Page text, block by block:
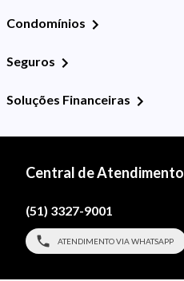
Condomínios
Seguros
Soluções Financeiras
Central de Atendimento
(51) 3327-9001
ATENDIMENTO VIA WHATSAPP